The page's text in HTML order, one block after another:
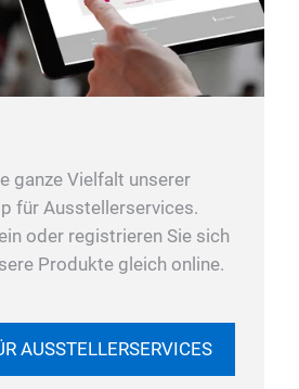
ganze Vielfalt unserer
für Ausstellerservices.
oder registrieren Sie sich
Produkte gleich online.
AUSSTELLERSERVICES